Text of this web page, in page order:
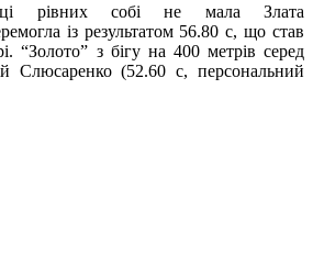
рівних собі не мала Злата
із результатом 56.80 с, що став
“Золото” з бігу на 400 метрів серед
Слюсаренко (52.60 с, персональний